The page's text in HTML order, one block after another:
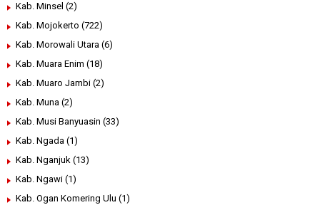
Kab. Minsel (2)
Kab. Mojokerto (722)
Kab. Morowali Utara (6)
Kab. Muara Enim (18)
Kab. Muaro Jambi (2)
Kab. Muna (2)
Kab. Musi Banyuasin (33)
Kab. Ngada (1)
Kab. Nganjuk (13)
Kab. Ngawi (1)
Kab. Ogan Komering Ulu (1)